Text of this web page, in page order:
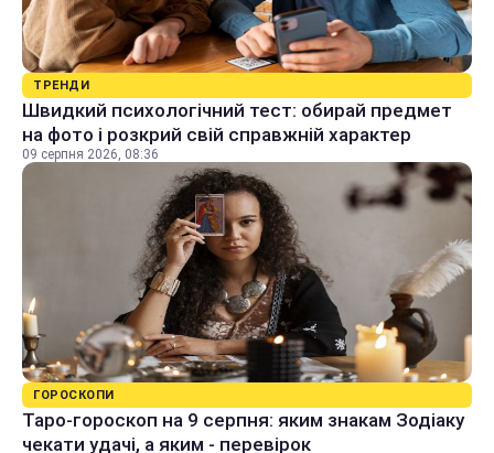
ТРЕНДИ
Швидкий психологічний тест: обирай предмет
на фото і розкрий свій справжній характер
09 серпня 2026, 08:36
ГОРОСКОПИ
Таро-гороскоп на 9 серпня: яким знакам Зодіаку
чекати удачі, а яким - перевірок